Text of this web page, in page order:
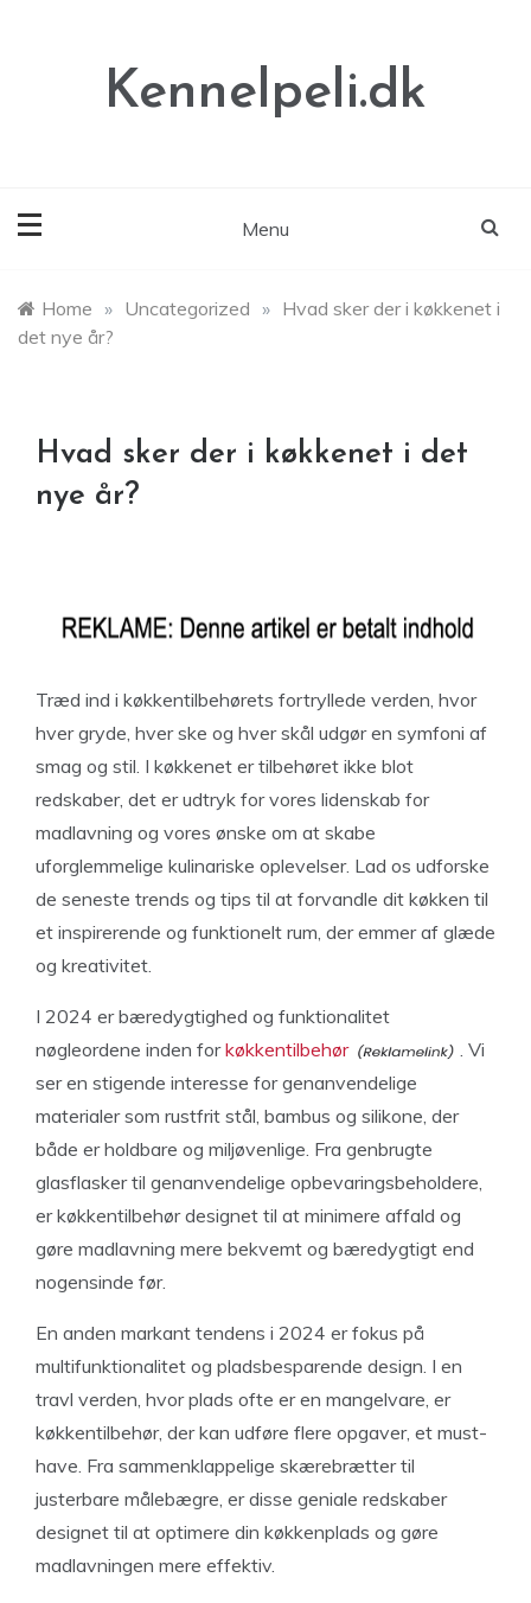
Kennelpeli.dk
Menu
Home » Uncategorized » Hvad sker der i køkkenet i
det nye år?
Hvad sker der i køkkenet i det
nye år?
Træd ind i køkkentilbehørets fortryllede verden, hvor
hver gryde, hver ske og hver skål udgør en symfoni af
smag og stil. I køkkenet er tilbehøret ikke blot
redskaber, det er udtryk for vores lidenskab for
madlavning og vores ønske om at skabe
uforglemmelige kulinariske oplevelser. Lad os udforske
de seneste trends og tips til at forvandle dit køkken til
et inspirerende og funktionelt rum, der emmer af glæde
og kreativitet.
I 2024 er bæredygtighed og funktionalitet
nøgleordene inden forkøkkentilbehør
. Vi
ser en stigende interesse for genanvendelige
materialer som rustfrit stål, bambus og silikone, der
både er holdbare og miljøvenlige. Fra genbrugte
glasflasker til genanvendelige opbevaringsbeholdere,
er køkkentilbehør designet til at minimere affald og
gøre madlavning mere bekvemt og bæredygtigt end
nogensinde før.
En anden markant tendens i 2024 er fokus på
multifunktionalitet og pladsbesparende design. I en
travl verden, hvor plads ofte er en mangelvare, er
køkkentilbehør, der kan udføre flere opgaver, et must-
have. Fra sammenklappelige skærebrætter til
justerbare målebægre, er disse geniale redskaber
designet til at optimere din køkkenplads og gøre
madlavningen mere effektiv.